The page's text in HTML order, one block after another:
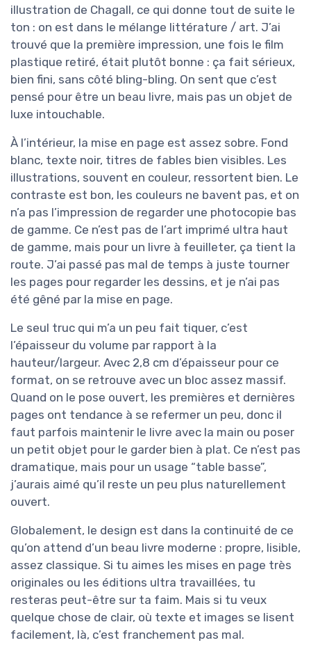
illustration de Chagall, ce qui donne tout de suite le
ton : on est dans le mélange littérature / art. J’ai
trouvé que la première impression, une fois le film
plastique retiré, était plutôt bonne : ça fait sérieux,
bien fini, sans côté bling-bling. On sent que c’est
pensé pour être un beau livre, mais pas un objet de
luxe intouchable.
À l’intérieur, la mise en page est assez sobre. Fond
blanc, texte noir, titres de fables bien visibles. Les
illustrations, souvent en couleur, ressortent bien. Le
contraste est bon, les couleurs ne bavent pas, et on
n’a pas l’impression de regarder une photocopie bas
de gamme. Ce n’est pas de l’art imprimé ultra haut
de gamme, mais pour un livre à feuilleter, ça tient la
route. J’ai passé pas mal de temps à juste tourner
les pages pour regarder les dessins, et je n’ai pas
été gêné par la mise en page.
Le seul truc qui m’a un peu fait tiquer, c’est
l’épaisseur du volume par rapport à la
hauteur/largeur. Avec 2,8 cm d’épaisseur pour ce
format, on se retrouve avec un bloc assez massif.
Quand on le pose ouvert, les premières et dernières
pages ont tendance à se refermer un peu, donc il
faut parfois maintenir le livre avec la main ou poser
un petit objet pour le garder bien à plat. Ce n’est pas
dramatique, mais pour un usage “table basse”,
j’aurais aimé qu’il reste un peu plus naturellement
ouvert.
Globalement, le design est dans la continuité de ce
qu’on attend d’un beau livre moderne : propre, lisible,
assez classique. Si tu aimes les mises en page très
originales ou les éditions ultra travaillées, tu
resteras peut-être sur ta faim. Mais si tu veux
quelque chose de clair, où texte et images se lisent
facilement, là, c’est franchement pas mal.